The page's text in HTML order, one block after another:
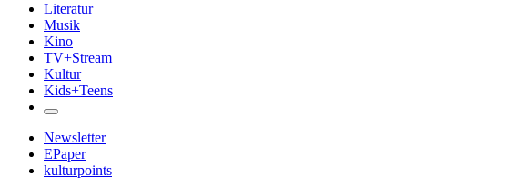
Literatur
Musik
Kino
TV+Stream
Kultur
Kids+Teens
Newsletter
EPaper
kulturpoints